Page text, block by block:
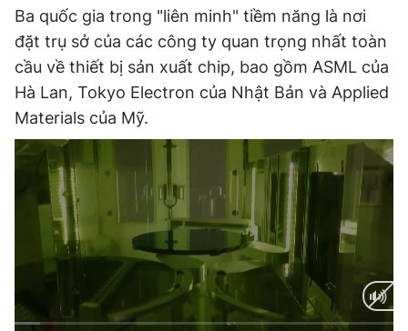
Ba quốc gia trong "liên minh" tiềm năng là nơi
đặt trụ sở của các công ty quan trọng nhất toàn
cầu về thiết bị sản xuất chip, bao gồm ASML của
Hà Lan, Tokyo Electron của Nhật Bản và Applied
Materials của Mỹ.